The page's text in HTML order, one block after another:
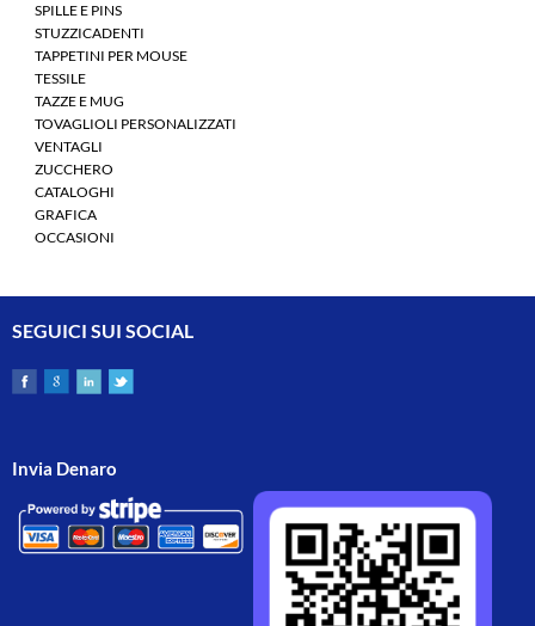
SPILLE E PINS
STUZZICADENTI
TAPPETINI PER MOUSE
TESSILE
TAZZE E MUG
TOVAGLIOLI PERSONALIZZATI
VENTAGLI
ZUCCHERO
CATALOGHI
GRAFICA
OCCASIONI
SEGUICI SUI SOCIAL
Invia Denaro